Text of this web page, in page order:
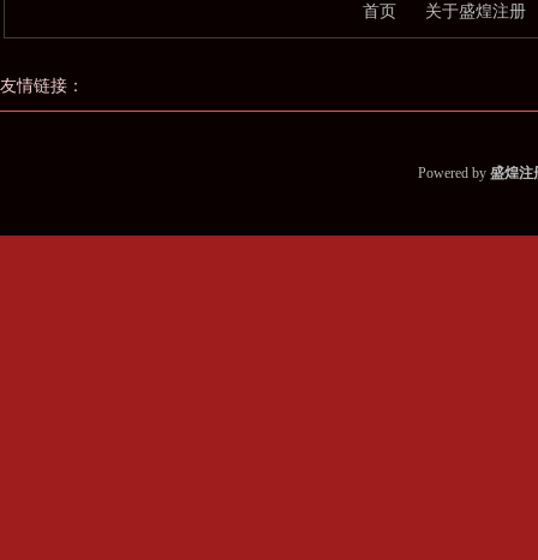
首页 关于盛煌注册
友情链接：
Powered by 盛煌注